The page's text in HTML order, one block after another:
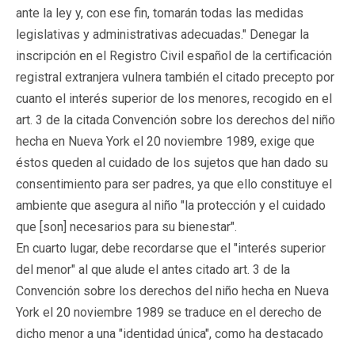
ante la ley y, con ese fin, tomarán todas las medidas
legislativas y administrativas adecuadas." Denegar la
inscripción en el Registro Civil español de la certificación
registral extranjera vulnera también el citado precepto por
cuanto el interés superior de los menores, recogido en el
art. 3 de la citada Convención sobre los derechos del niño
hecha en Nueva York el 20 noviembre 1989, exige que
éstos queden al cuidado de los sujetos que han dado su
consentimiento para ser padres, ya que ello constituye el
ambiente que asegura al niño "la protección y el cuidado
que [son] necesarios para su bienestar".
En cuarto lugar, debe recordarse que el "interés superior
del menor" al que alude el antes citado art. 3 de la
Convención sobre los derechos del niño hecha en Nueva
York el 20 noviembre 1989 se traduce en el derecho de
dicho menor a una "identidad única", como ha destacado